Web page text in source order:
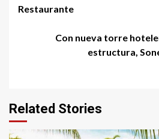
Reading
Restaurante
Con nueva torre
estructura,
Related Stories